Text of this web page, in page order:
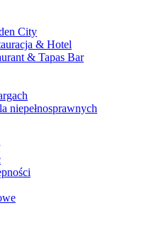
City
& Hotel
& Tapas Bar
niepełnosprawnych